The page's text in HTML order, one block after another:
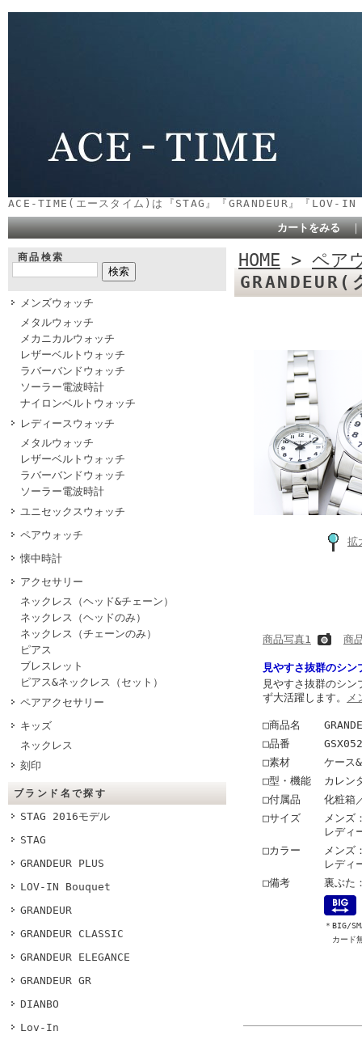
ACE-TIME(エースタイム)は『STAG』『GRANDEUR』『
カートをみる
商品検索
メンズウォッチ
メタルウォッチ
メカニカルウォッチ
レザーベルトウォッチ
ラバーバンドウォッチ
ソーラー電波時計
ナイロンベルトウォッチ
レディースウォッチ
メタルウォッチ
レザーベルトウォッチ
ラバーバンドウォッチ
ソーラー電波時計
ユニセックスウォッチ
ペアウォッチ
懐中時計
アクセサリー
ネックレス（ヘッド&チェーン）
ネックレス（ヘッドのみ）
ネックレス（チェーンのみ）
ピアス
ブレスレット
ピアス&ネックレス（セット）
ペアアクセサリー
キッズ
ネックレス
刻印
ブランド名で探す
STAG 2016モデル
STAG
GRANDEUR PLUS
LOV-IN Bouquet
GRANDEUR
GRANDEUR CLASSIC
GRANDEUR ELEGANCE
GRANDEUR GR
DIANBO
Lov-In
HOME > ペア
拡
商品写真1 商
見やすさ抜群のシ
見やすさ抜群のシ
ず大活躍します。
メ
□商品名
□品番
GSX052
□素材
ケース
□型・機能
カレン
□付属品
化粧箱
□サイズ
メンズ
レディ
□カラー
メンズ
レディ
□備考
裏ぶた
＊BIG/
カード